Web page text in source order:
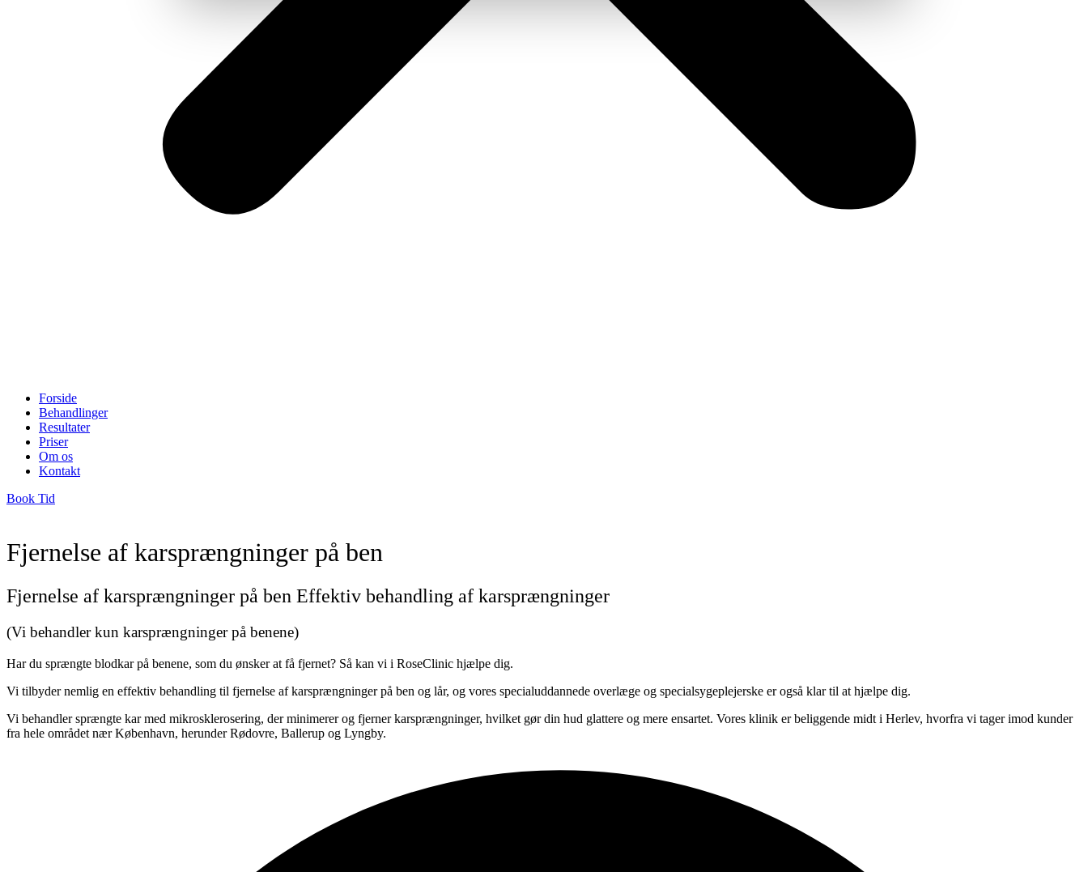
Forside
Behandlinger
Resultater
Priser
Om os
Kontakt
Book Tid
Fjernelse af karsprængninger på ben
Fjernelse af karsprængninger på ben Effektiv behandling af karsprængninger
(Vi behandler kun karsprængninger på benene)
Har du sprængte blodkar på benene, som du ønsker at få fjernet? Så kan vi i RoseClinic hjælpe dig.
Vi tilbyder nemlig en effektiv behandling til fjernelse af karsprængninger på ben og lår, og vores specialuddannede overlæge og specialsygeplejerske er også klar til at hjælpe dig.
Vi behandler sprængte kar med mikrosklerosering, der minimerer og fjerner karsprængninger, hvilket gør din hud glattere og mere ensartet. Vores klinik er beliggende midt i Herlev, hvorfra vi tager imod kunder
fra hele området nær København, herunder Rødovre, Ballerup og Lyngby.